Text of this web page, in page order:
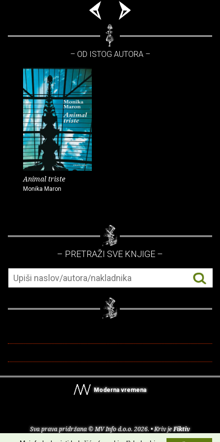
– OD ISTOG AUTORA –
Animal triste
Monika Maron
– PRETRAŽI SVE KNJIGE –
Moderna vremena
Sva prava pridržana © MV Info d.o.o. 2026. • Kriv jeFiktiv